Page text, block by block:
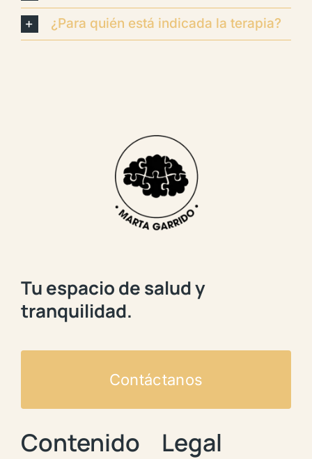
¿Para quién está indicada la terapia?
Tu espacio de salud y
tranquilidad.
Contáctanos
Contenido Legal